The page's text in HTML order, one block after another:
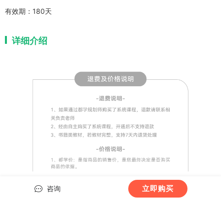
有效期： 180天
详细介绍
咨询 立即购买